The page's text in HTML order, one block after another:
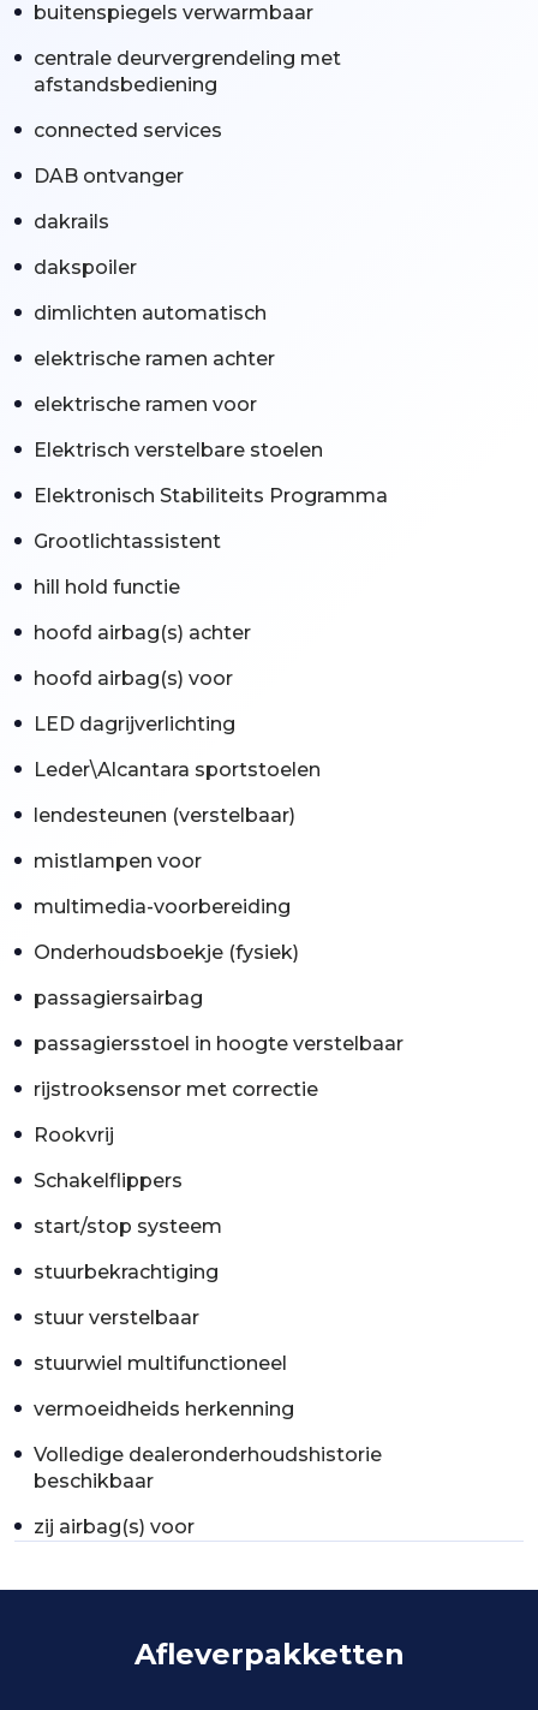
buitenspiegels verwarmbaar
centrale deurvergrendeling met
afstandsbediening
connected services
DAB ontvanger
dakrails
dakspoiler
dimlichten automatisch
elektrische ramen achter
elektrische ramen voor
Elektrisch verstelbare stoelen
Elektronisch Stabiliteits Programma
Grootlichtassistent
hill hold functie
hoofd airbag(s) achter
hoofd airbag(s) voor
LED dagrijverlichting
Leder\Alcantara sportstoelen
lendesteunen (verstelbaar)
mistlampen voor
multimedia-voorbereiding
Onderhoudsboekje (fysiek)
passagiersairbag
passagiersstoel in hoogte verstelbaar
rijstrooksensor met correctie
Rookvrij
Schakelflippers
start/stop systeem
stuurbekrachtiging
stuur verstelbaar
stuurwiel multifunctioneel
vermoeidheids herkenning
Volledige dealeronderhoudshistorie
beschikbaar
zij airbag(s) voor
Afleverpakketten